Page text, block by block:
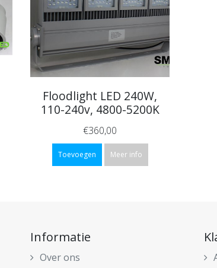
Floodlight LED 240W,
110-240v, 4800-5200K
€360,00
Toevoegen Meer info
Informatie
Over ons